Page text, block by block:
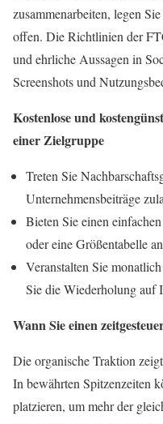
zusammenarbeiten, legen
offen. Die Richtlinien der
und ehrliche Aussagen in
Screenshots und
Kostenlose und
einer Zielgruppe
Treten Sie
Unternehmensbeiträge
Bieten Sie einen
oder eine Größentabelle
Veranstalten Sie
Sie die Wiederholung auf
Wann Sie einen
Die organische Traktion
In bewährten Spitzenzeiten
platzieren, um mehr der